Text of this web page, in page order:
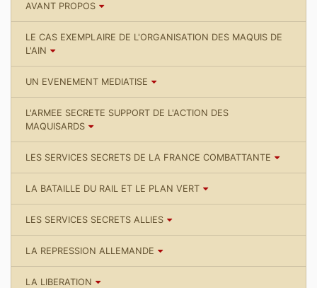
AVANT PROPOS
LE CAS EXEMPLAIRE DE L'ORGANISATION DES MAQUIS DE
L'AIN
UN EVENEMENT MEDIATISE
L'ARMEE SECRETE SUPPORT DE L'ACTION DES
MAQUISARDS
LES SERVICES SECRETS DE LA FRANCE COMBATTANTE
LA BATAILLE DU RAIL ET LE PLAN VERT
LES SERVICES SECRETS ALLIES
LA REPRESSION ALLEMANDE
LA LIBERATION